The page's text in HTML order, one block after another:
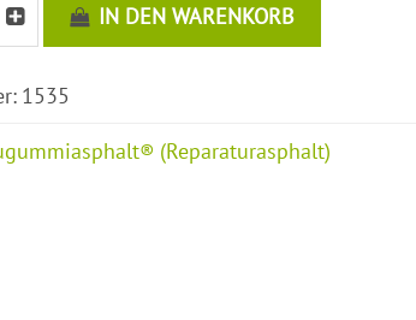
IN DEN WARENKORB
1535
(Reparaturasphalt)